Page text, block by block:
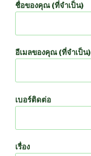
ชื่อของคุณ (ที่จำเป็น)
อีเมลของคุณ (ที่จำเป็น)
เบอร์ติดต่อ
เรื่อง